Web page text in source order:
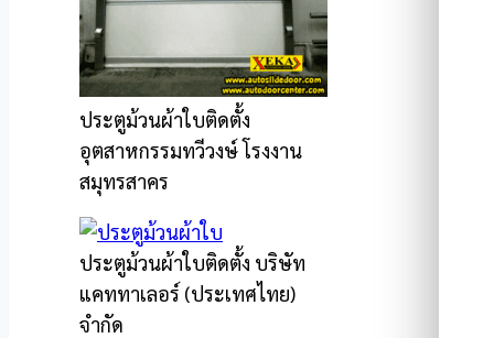
ประตูม้วนผ้าใบติดตั้ง
อุตสาหกรรมทวีวงษ์ โรงงาน
สมุทรสาคร
ประตูม้วนผ้าใบติดตั้ง บริษัท
แคททาเลอร์ (ประเทศไทย)
จำกัด